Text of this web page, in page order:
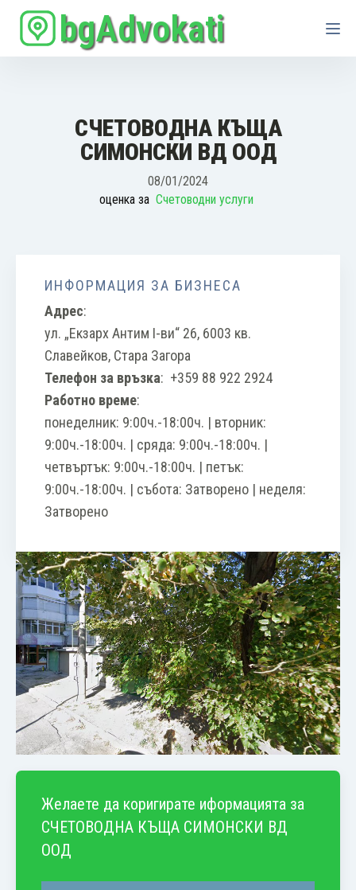
bgAdvokati
СЧЕТОВОДНА КЪЩА
СИМОНСКИ ВД ООД
08/01/2024
оценка за Счетоводни услуги
ИНФОРМАЦИЯ ЗА БИЗНЕСА
Адрес:
ул. „Екзарх Антим I-ви“ 26, 6003 кв.
Славейков, Стара Загора
Телефон за връзка: +359 88 922 2924
Работно време:
понеделник: 9:00ч.-18:00ч. | вторник:
9:00ч.-18:00ч. | сряда: 9:00ч.-18:00ч. |
четвъртък: 9:00ч.-18:00ч. | петък:
9:00ч.-18:00ч. | събота: Затворено | неделя:
Затворено
Желаете да коригирате иформацията за
СЧЕТОВОДНА КЪЩА СИМОНСКИ ВД
ООД